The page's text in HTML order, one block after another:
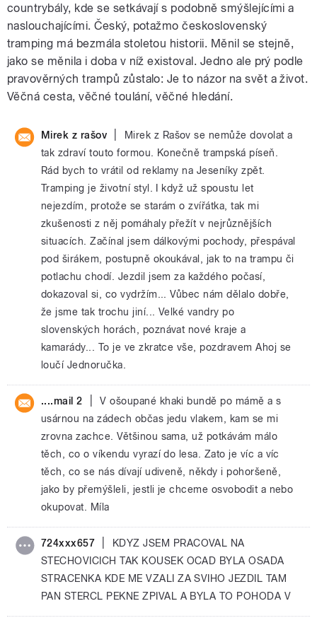
countrybály, kde se setkávají s podobně smýšlejícími a
naslouchajícími. Český, potažmo československý
tramping má bezmála stoletou historii. Měnil se stejně,
jako se měnila i doba v níž existoval. Jedno ale prý podle
pravověrných trampů zůstalo: Je to názor na svět a život.
Věčná cesta, věčné toulání, věčné hledání.
Mirek z rašov
Mirek z Rašov se nemůže dovolat a
tak zdraví touto formou. Konečně trampská píseň.
Rád bych to vrátil od reklamy na Jeseníky zpět.
Tramping je životní styl. I když už spoustu let
nejezdím, protože se starám o zvířátka, tak mi
zkušenosti z něj pomáhaly přežít v nejrůznějších
situacích. Začínal jsem dálkovými pochody, přespával
pod širákem, postupně okoukával, jak to na trampu či
potlachu chodí. Jezdil jsem za každého počasí,
dokazoval si, co vydržím... Vůbec nám dělalo dobře,
že jsme tak trochu jiní... Velké vandry po
slovenských horách, poznávat nové kraje a
kamarády... To je ve zkratce vše, pozdravem Ahoj se
loučí Jednoručka.
....mail 2
V ošoupané khaki bundě po mámě a s
usárnou na zádech občas jedu vlakem, kam se mi
zrovna zachce. Většinou sama, už potkávám málo
těch, co o víkendu vyrazí do lesa. Zato je víc a víc
těch, co se nás dívají udiveně, někdy i pohoršeně,
jako by přemýšleli, jestli je chceme osvobodit a nebo
okupovat. Míla
724xxx657
KDYZ JSEM PRACOVAL NA
STECHOVICICH TAK KOUSEK OCAD BYLA OSADA
STRACENKA KDE ME VZALI ZA SVIHO JEZDIL TAM
PAN STERCL PEKNE ZPIVAL A BYLA TO POHODA V